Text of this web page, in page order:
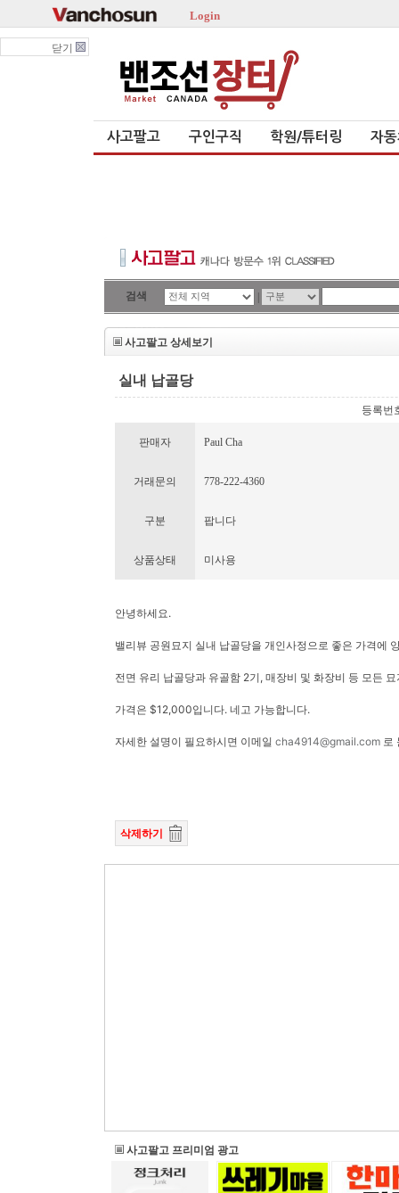
Login
닫기
사고팔고 구인구직 학원/튜터링 자
검색 |
사고팔고 상세보기
실내 납골당
등록번
판매자 Paul Cha
거래문의 778-222-4360
구분 팝니다
상품상태 미사용
안녕하세요.
밸리뷰 공원묘지 실내 납골당을 개인사정으로 좋은 가격에
전면 유리 납골당과 유골함 2기, 매장비 및 화장비 등 모든
가격은 $12,000입니다. 네고 가능합니다.
자세한 설명이 필요하시면 이메일 cha4914@gmail.com 로
삭제하기
사고팔고 프리미엄 광고